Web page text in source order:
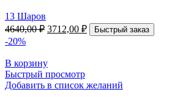
13 Шаров
4640,00₽ 3712,00 ₽ Быстрый заказ
-20%
В корзину
Быстрый просмотр
Добавить в список желаний